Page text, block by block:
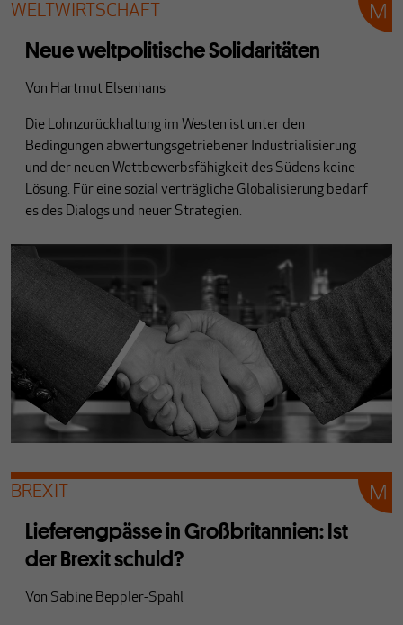
WELTWIRTSCHAFT
Neue weltpolitische Solidaritäten
Von Hartmut Elsenhans
Die Lohnzurückhaltung im Westen ist unter den
Bedingungen abwertungsgetriebener Industrialisierung
und der neuen Wettbewerbsfähigkeit des Südens keine
Lösung. Für eine sozial verträgliche Globalisierung bedarf
es des Dialogs und neuer Strategien.
BREXIT
Lieferengpässe in Großbritannien: Ist
der Brexit schuld?
Von Sabine Beppler-Spahl